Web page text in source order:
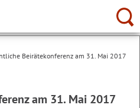
Beirätekonferenz am 31. Mai 2017
am 31. Mai 2017